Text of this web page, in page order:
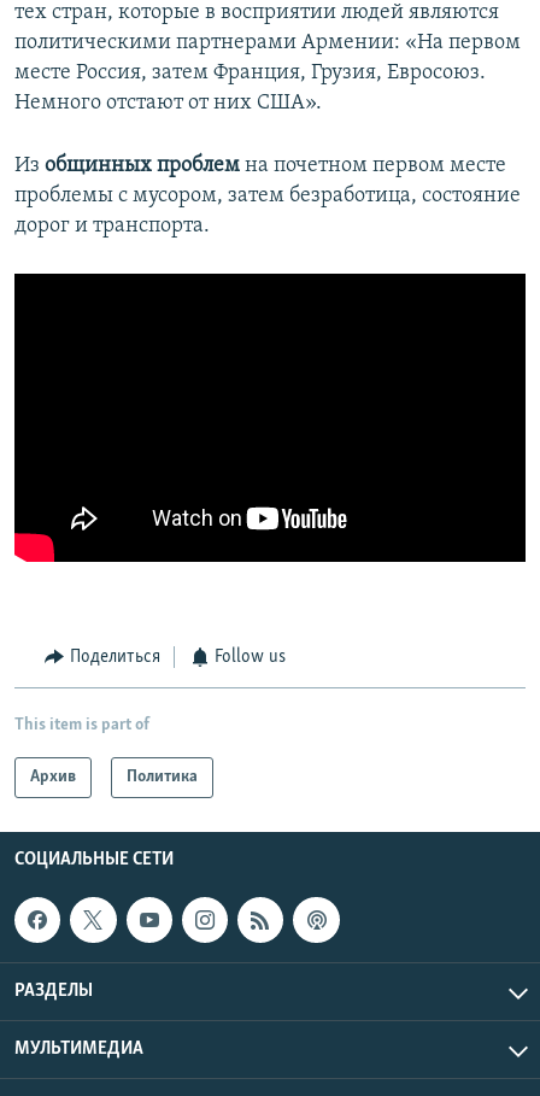
тех стран, которые в восприятии людей являются
политическими партнерами Армении: «На первом
месте Россия, затем Франция, Грузия, Евросоюз.
Немного отстают от них США».
Из общинных проблем на почетном первом месте
проблемы с мусором, затем безработица, состояние
дорог и транспорта.
Поделиться Follow us
This item is part of
Архив Политика
СОЦИАЛЬНЫЕ СЕТИ
РАЗДЕЛЫ
МУЛЬТИМЕДИА